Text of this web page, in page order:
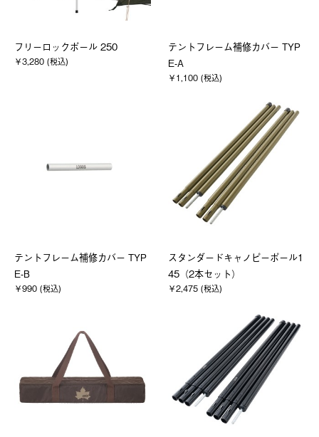
フリーロックポール 250
￥3,280 (税込)
テントフレーム補修カバー TYP
E-A
￥1,100 (税込)
テントフレーム補修カバー TYP
E-B
￥990 (税込)
スタンダードキャノピーポール1
45（2本セット）
￥2,475 (税込)